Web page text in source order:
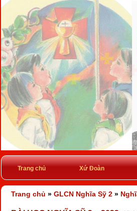
Trang chủ Xứ Đoàn
Trang chủ » GLCN Nghĩa Sỹ 2 »